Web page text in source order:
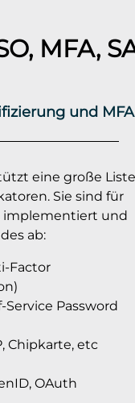
MFA,
und MFA
eine große Liste
Sie sind für
implementiert und
ab:
Factor
Service Password
Chipkarte, etc
OAuth